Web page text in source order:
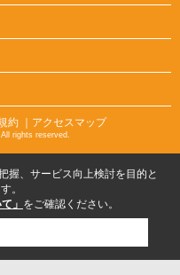
約 ｜アクセスマップ
rights reserved.
握、サービス向上検討を目的と
。
」 をご確認ください。